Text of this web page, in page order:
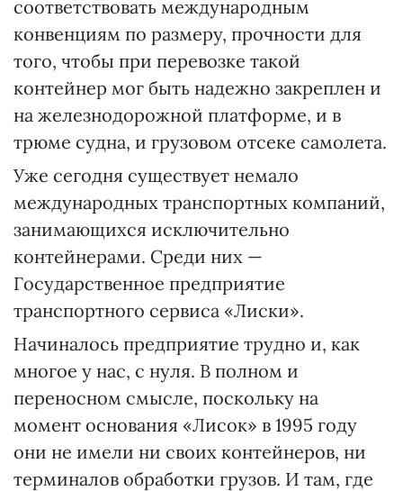
соответствовать международным
конвенциям по размеру, прочности для
того, чтобы при перевозке такой
контейнер мог быть надежно закреплен и
на железнодорожной платформе, и в
трюме судна, и грузовом отсеке самолета.
Уже сегодня существует немало
международных транспортных компаний,
занимающихся исключительно
контейнерами. Среди них —
Государственное предприятие
транспортного сервиса «Лиски».
Начиналось предприятие трудно и, как
многое у нас, с нуля. В полном и
переносном смысле, поскольку на
момент основания «Лисок» в 1995 году
они не имели ни своих контейнеров, ни
терминалов обработки грузов. И там, где